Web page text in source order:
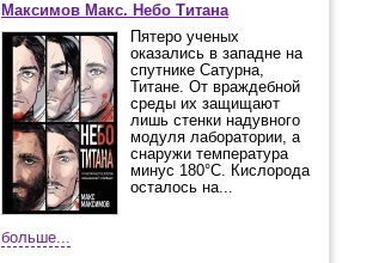
Максимов Макс. Небо Титана
Пятеро ученых
оказались в западне на
спутнике Сатурна,
Титане. От враждебной
среды их защищают
лишь стенки надувного
модуля лаборатории, а
снаружи температура
минус 180°С. Кислорода
осталось на...
больше...